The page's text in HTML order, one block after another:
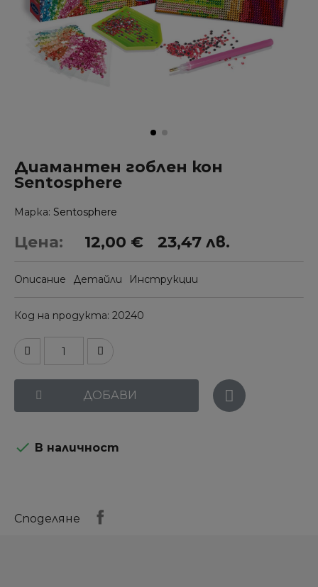
Диамантен гоблен кон
Sentosphere
Марка Sentosphere
Цена: 12,00 € 23,47 лв.
Описание Детайли Инструкции
Код на продукта 20240
ДОБАВИ
 В наличност
Споделяне